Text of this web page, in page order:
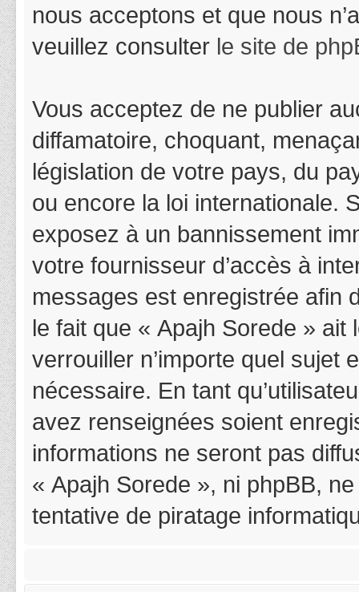
nous acceptons et que nous
veuillez consulter le site de
Vous acceptez de ne publier
diffamatoire, choquant,
législation de votre pays, du
ou encore la loi internationale.
exposez à un bannissement
votre fournisseur d’accès à
messages est enregistrée afin
le fait que « Apajh Sorede »
verrouiller n’importe quel sujet
nécessaire. En tant
avez renseignées soient
informations ne seront pas
« Apajh Sorede », ni phpBB,
tentative de piratage